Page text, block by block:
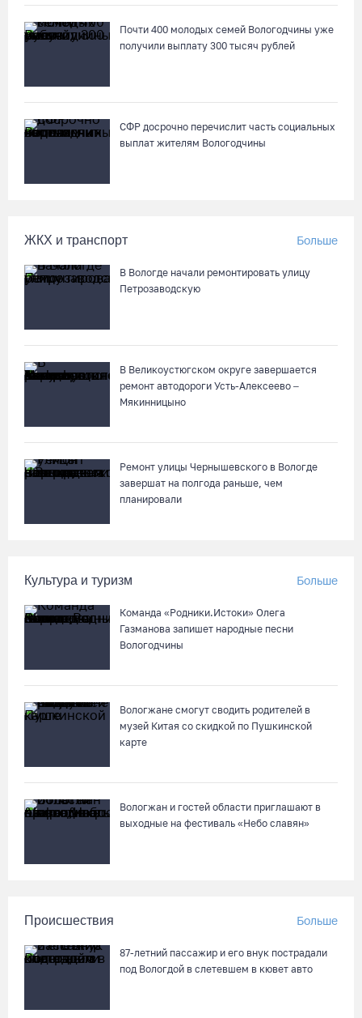
07.08.26 / 11:19
медучреждениях
В Вологде иномарка сбила 12-летнего велосипедиста
07.08.26 / 10:36
07.08.26 / 10:24
Почти 60 тысяч вологжан научились защищать себя от
киберугроз
Неизвестный мужчина погиб в подожженном в Вологодской
На Вологодчине подвели итоги XII областной Спартакиады
ветеранов и пенсионеров
07.08.26 / 09:23
07.08.26 / 08:49
Почти 400 молодых семей Вологодчины уже
получили выплату 300 тысяч рублей
СФР досрочно перечислит часть социальных
выплат жителям Вологодчины
ЖКХ и транспорт Больше
В Вологде начали ремонтировать улицу
Петрозаводскую
В Великоустюгском округе завершается
ремонт автодороги Усть-Алексеево –
Мякинницыно
Ремонт улицы Чернышевского в Вологде
завершат на полгода раньше, чем
планировали
Культура и туризм Больше
Команда «Родники.Истоки» Олега
Газманова запишет народные песни
Вологодчины
Вологжане смогут сводить родителей в
музей Китая со скидкой по Пушкинской
карте
Вологжан и гостей области приглашают в
выходные на фестиваль «Небо славян»
Происшествия Больше
87-летний пассажир и его внук пострадали
под Вологдой в слетевшем в кювет авто